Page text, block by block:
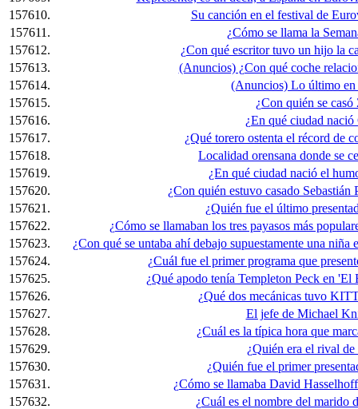
157610.
Su canción en el festival de
157611.
¿Cómo se llama la
157612.
¿Con qué escritor tuvo un hijo la
157613.
(Anuncios) ¿Con qué coche
157614.
(Anuncios) Lo último en
157615.
¿Con quién se
157616.
¿En qué ciudad
157617.
¿Qué torero ostenta el récord de
157618.
Localidad orensana donde se
157619.
¿En qué ciudad nació el
157620.
¿Con quién estuvo casado
157621.
¿Quién fue el último
157622.
¿Cómo se llamaban los tres payasos más
157623.
¿Con qué se untaba ahí debajo supuestamente una
157624.
¿Cuál fue el primer programa que
157625.
¿Qué apodo tenía Templeton Peck en
157626.
¿Qué dos mecánicas tuvo
157627.
El jefe de Michael
157628.
¿Cuál es la típica hora que
157629.
¿Quién era el rival
157630.
¿Quién fue el primer
157631.
¿Cómo se llamaba David
157632.
¿Cuál es el nombre del marido